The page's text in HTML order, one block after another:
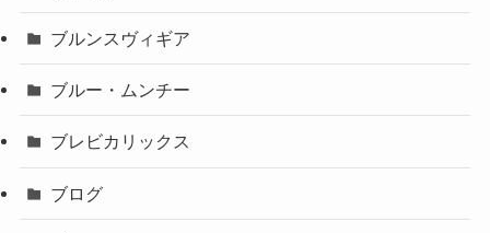
ブルンスヴィギア
ブルー・ムンチー
ブレビカリックス
ブログ